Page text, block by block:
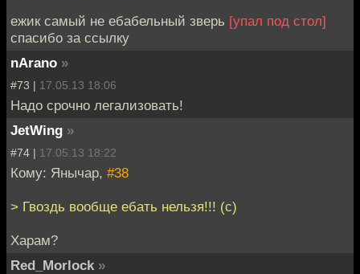
ежик самый не ебабельный зверь [упал под стол]
спасибо за ссылку
nArano »
#73 | 17.05.13 18:06
Надо срочно легализовать!
JetWing »
#74 | 17.05.13 18:22
Кому: Янычар, #38
> Гвоздь вообще ебать нельзя!!! (с)
Харам?
Red_Morlock »